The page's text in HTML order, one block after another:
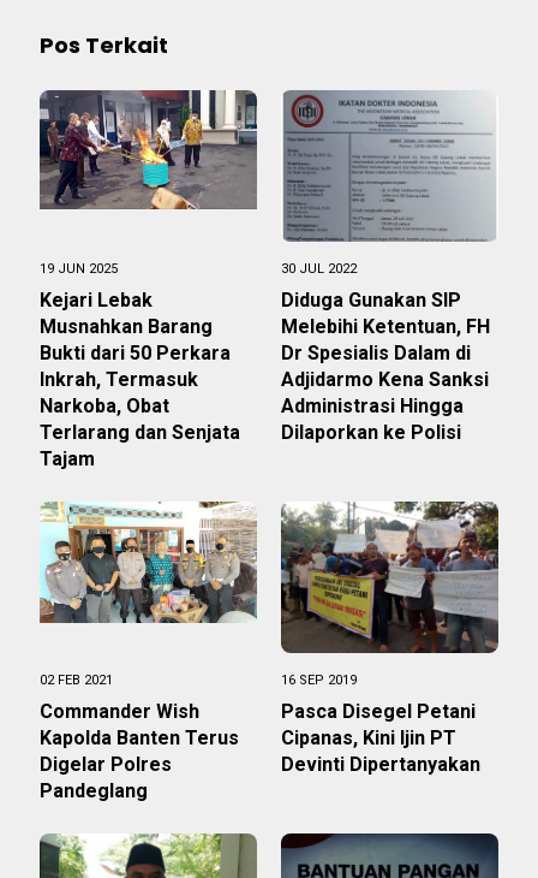
Pos Terkait
19 JUN 2025
Kejari Lebak
Musnahkan Barang
Bukti dari 50 Perkara
Inkrah, Termasuk
Narkoba, Obat
Terlarang dan Senjata
Tajam
30 JUL 2022
Diduga Gunakan SIP
Melebihi Ketentuan, FH
Dr Spesialis Dalam di
Adjidarmo Kena Sanksi
Administrasi Hingga
Dilaporkan ke Polisi
02 FEB 2021
Commander Wish
Kapolda Banten Terus
Digelar Polres
Pandeglang
16 SEP 2019
Pasca Disegel Petani
Cipanas, Kini Ijin PT
Devinti Dipertanyakan